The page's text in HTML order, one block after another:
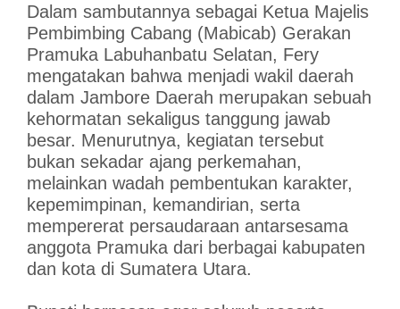
Dalam sambutannya sebagai Ketua Majelis
Pembimbing Cabang (Mabicab) Gerakan
Pramuka Labuhanbatu Selatan, Fery
mengatakan bahwa menjadi wakil daerah
dalam Jambore Daerah merupakan sebuah
kehormatan sekaligus tanggung jawab
besar. Menurutnya, kegiatan tersebut
bukan sekadar ajang perkemahan,
melainkan wadah pembentukan karakter,
kepemimpinan, kemandirian, serta
mempererat persaudaraan antarsesama
anggota Pramuka dari berbagai kabupaten
dan kota di Sumatera Utara.